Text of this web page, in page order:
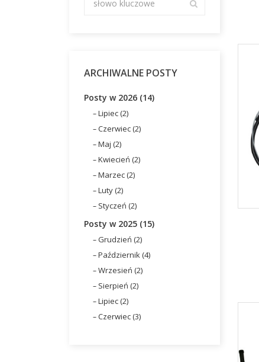
ARCHIWALNE POSTY
Posty w 2026 (14)
Lipiec (2)
Czerwiec (2)
Maj (2)
Kwiecień (2)
Marzec (2)
Luty (2)
Styczeń (2)
Posty w 2025 (15)
Grudzień (2)
Październik (4)
Wrzesień (2)
Sierpień (2)
Lipiec (2)
Czerwiec (3)